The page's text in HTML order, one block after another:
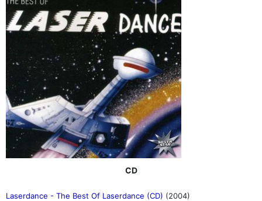
CD
Laserdance - The Best Of Laserdance (CD) (2004)